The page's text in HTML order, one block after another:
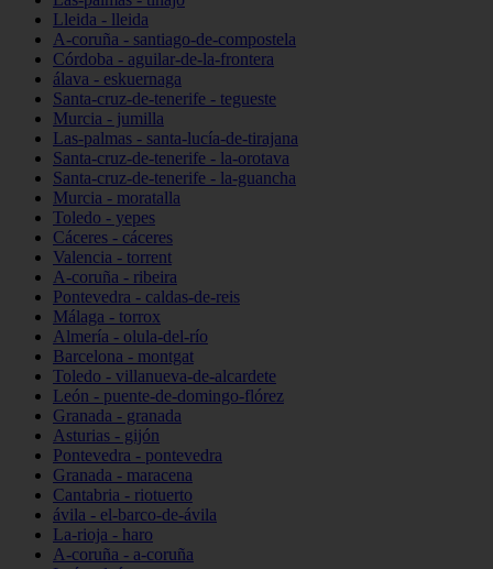
Lleida - lleida
A-coruña - santiago-de-compostela
Córdoba - aguilar-de-la-frontera
álava - eskuernaga
Santa-cruz-de-tenerife - tegueste
Murcia - jumilla
Las-palmas - santa-lucía-de-tirajana
Santa-cruz-de-tenerife - la-orotava
Santa-cruz-de-tenerife - la-guancha
Murcia - moratalla
Toledo - yepes
Cáceres - cáceres
Valencia - torrent
A-coruña - ribeira
Pontevedra - caldas-de-reis
Málaga - torrox
Almería - olula-del-río
Barcelona - montgat
Toledo - villanueva-de-alcardete
León - puente-de-domingo-flórez
Granada - granada
Asturias - gijón
Pontevedra - pontevedra
Granada - maracena
Cantabria - riotuerto
ávila - el-barco-de-ávila
La-rioja - haro
A-coruña - a-coruña